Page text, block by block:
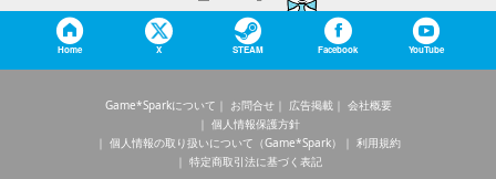
Home X STEAM Facebook YouTube
Game*Sparkについて お問合せ 広告掲載
会社概要
個人情報保護方針
個人情報の取り扱いについて（Game*Spark）
利用規約
特定商取引法に基づく表記